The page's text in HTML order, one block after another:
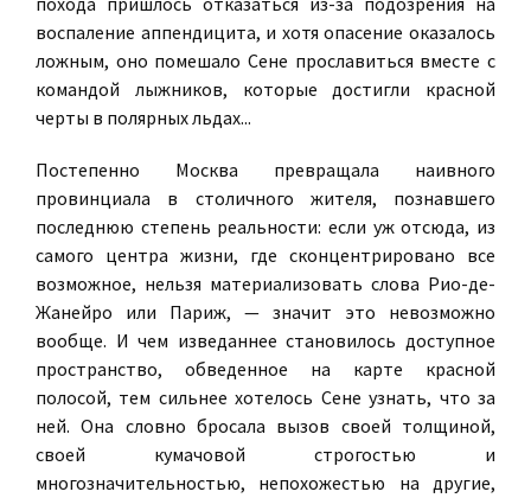
воспаление аппендицита, и хотя опасение оказалось
ложным, оно помешало Сене прославиться вместе с
командой лыжников, которые достигли красной
черты в полярных льдах...
Постепенно Москва превращала наивного
провинциала в столичного жителя, познавшего
последнюю степень реальности: если уж отсюда, из
самого центра жизни, где сконцентрировано все
возможное, нельзя материализовать слова Рио-де-
Жанейро или Париж, — значит это невозможно
вообще. И чем изведаннее становилось доступное
пространство, обведенное на карте красной
полосой, тем сильнее хотелось Сене узнать, что за
ней. Она словно бросала вызов своей толщиной,
своей кумачовой строгостью и
многозначительностью, непохожестью на другие,